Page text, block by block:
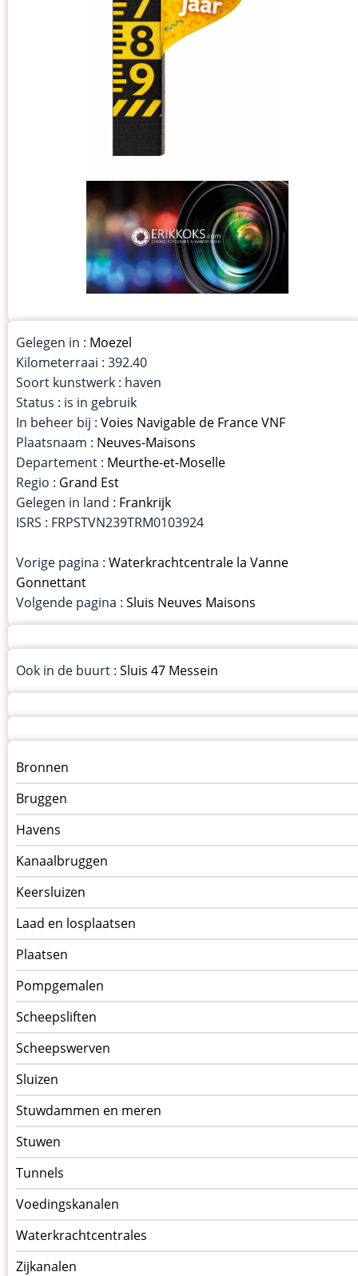
Gelegen in : Moezel
Kilometerraai : 392.40
Soort kunstwerk : haven
Status : is in gebruik
In beheer bij : Voies Navigable de France VNF
Plaatsnaam : Neuves-Maisons
Departement : Meurthe-et-Moselle
Regio : Grand Est
Gelegen in land : Frankrijk
ISRS : FRPSTVN239TRM0103924
Vorige pagina : Waterkrachtcentrale la Vanne
Gonnettant
Volgende pagina : Sluis Neuves Maisons
Ook in de buurt : Sluis 47 Messein
Menu
kunstwerken
op
kunstwerkpagina
Bronnen
Bruggen
Havens
Kanaalbruggen
Keersluizen
Laad en losplaatsen
Plaatsen
Pompgemalen
Scheepsliften
Scheepswerven
Sluizen
Stuwdammen en meren
Stuwen
Tunnels
Voedingskanalen
Waterkrachtcentrales
Zijkanalen